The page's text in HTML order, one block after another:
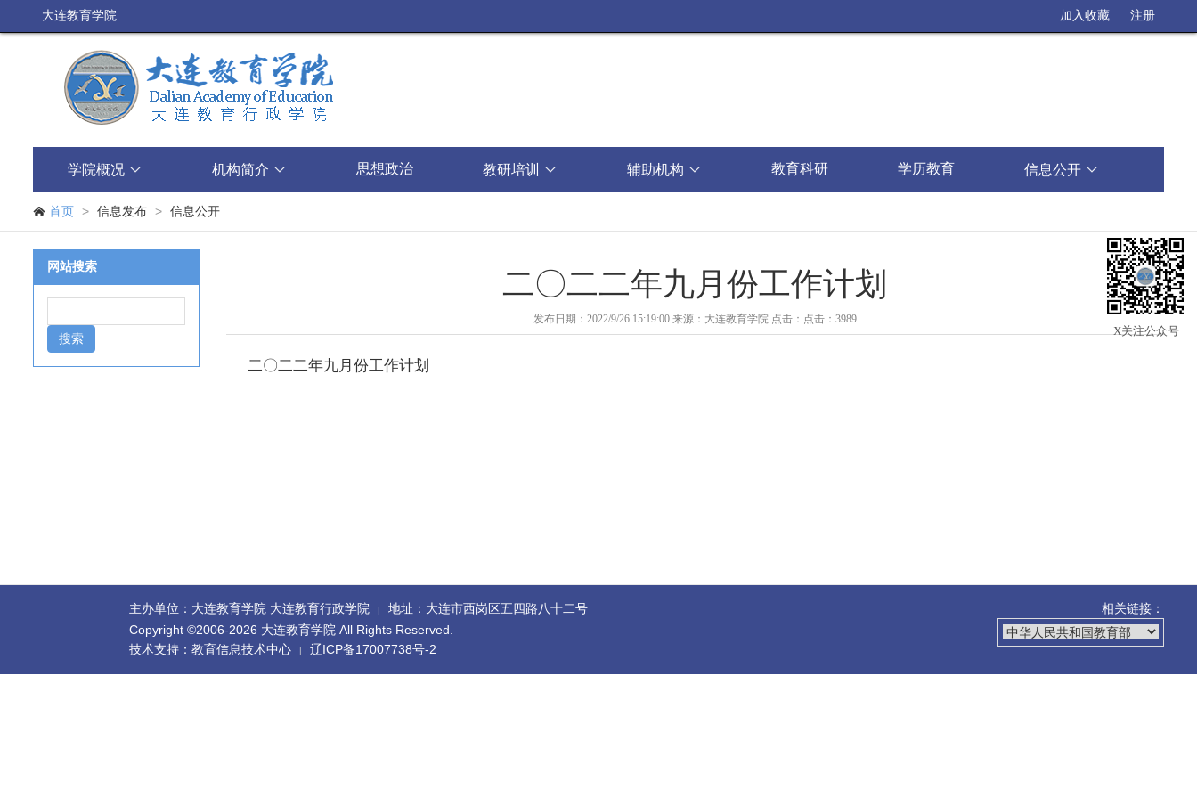
大连教育学院 加入收藏 注册
学院概况  机构简介  思想政治 教研培训  辅助机构  教育科研 学历教育 信息公开 
 首页 > 信息发布 > 信息公开
网站搜索 二〇二二年九月份工作计划
发布日期：2022/9/26 15:19:00 来源：大连教育学院 点击： 点击：3989
二〇二二年九月份工作计划
主办单位：大连教育学院 大连教育行政学院 |
地址：大连市西岗区五四路八十二号
Copyright ©2006-2026 大连教育学院 All Rights Reserved.
技术支持：教育信息技术中心
| 辽ICP备17007738号-2
相关链接：
X关注公众号